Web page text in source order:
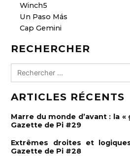
Winch5
Un Paso Más
Cap Gemini
RECHERCHER
e
h
e
r
h
ARTICLES RÉCENTS
Marre du monde d’avant : la «
Gazette de Pi #29
Extrêmes droites et
Gazette de Pi #28